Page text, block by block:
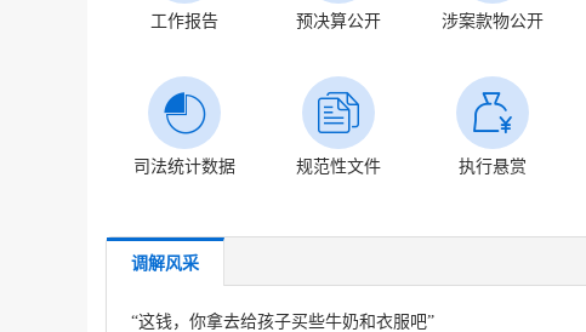
工作报告 预决算公开 涉案款物公开
司法统计数据 规范性文件 执行悬赏
调解风采
“这钱，你拿去给孩子买些牛奶和衣服吧”